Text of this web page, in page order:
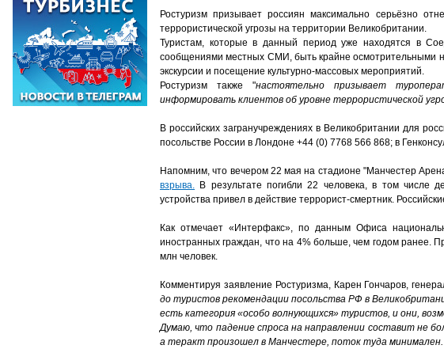
Ростуризм призывает россиян максимально серьёзно
террористической угрозы на территории Великобритании.
Туристам, которые в данный период уже находятся в
сообщениями местных СМИ, быть крайне осмотрительными
экскурсии и посещение культурно-массовых мероприятий.
Ростуризм также "настоятельно призывает
информировать клиентов об уровне террористической
В российских загранучреждениях в Великобритании для
посольстве России в Лондоне +44 (0) 7768 566 868; в
Напомним, что вечером 22 мая на стадионе "Манчестер
взрыва. В результате погибли 22 человека, в том числе
устройства привел в действие террорист-смертник.
Как отмечает «Интерфакс», по данным Офиса
иностранных граждан, что на 4% больше, чем годом ранее.
млн человек.
Комментируя заявление Ростуризма, Карен Гончаров,
до туристов рекомендации посольства РФ в
есть категория «особо волнующихся» туристов, и они,
Думаю, что падение спроса на направлении составит не
а теракт произошел в Манчестере, поток туда